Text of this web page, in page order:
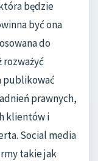
będzie
być ona
do
publikować
prawnych,
klientów i
Social media
takie jak